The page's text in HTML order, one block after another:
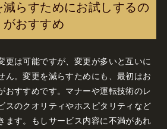
らすためにお試しするの
がおすすめ
更は可能ですが、変更が多いと互いに
ん。変更を減らすためにも、最初はお
おすすめです。マナーや運転技術のレ
スのクオリティやホスピタリティなど
ます。もしサービス内容に不満があれ